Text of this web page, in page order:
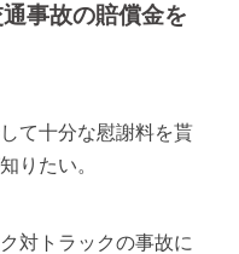
事故の賠償金を
て十分な慰謝料を貰
りたい。
対トラックの事故に